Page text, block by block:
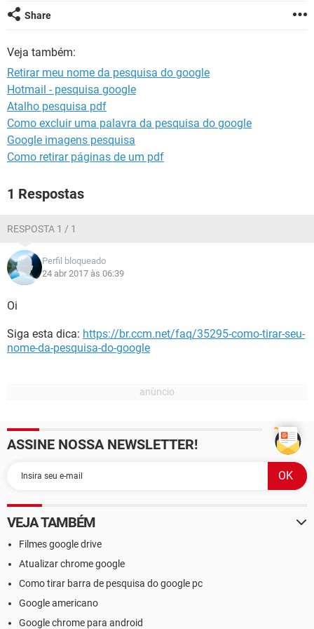
Share
Veja também:
Retirar meu nome da pesquisa do google
Hotmail - pesquisa google
Atalho pesquisa pdf
Como excluir uma palavra da pesquisa do google
Google imagens pesquisa
Como retirar páginas de um pdf
1 Respostas
RESPOSTA 1 / 1
Perfil bloqueado
24 abr 2017 às 06:39
Oi
Siga esta dica: https://br.ccm.net/faq/35295-como-tirar-seu-
nome-da-pesquisa-do-google
ASSINE NOSSA NEWSLETTER!
VEJA TAMBÉM
Filmes google drive
Atualizar chrome google
Como tirar barra de pesquisa do google pc
Google americano
Google chrome para android